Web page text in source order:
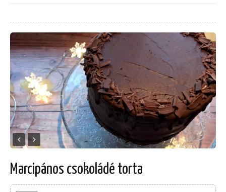
Marcipános csokoládé torta